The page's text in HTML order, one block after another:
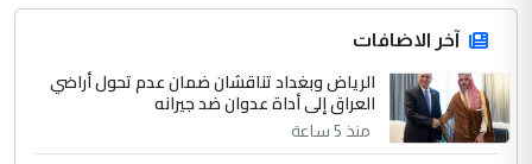
جنسية الرافد الثالث للعراق ومن اصول عريقة
ابا فرات ...
الموضوع :
الجواهري يرد على صدام حسين سل
مضجعيك يابن الزنا (نص كامل)
آخر الاضافات
الرياض وبغداد تناقشان ضمان عدم تحول أراضي
العراق إلى أداة عدوان ضد جيرانه
منذ 5 ساعة